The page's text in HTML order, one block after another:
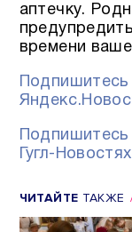
аптечку.
времени
Гугл-Новостях
ЧИТАЙТЕ ТАКЖЕ